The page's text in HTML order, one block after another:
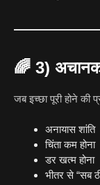
🌈 3)
जब इच्छा पूरी होने की
अनायास शांति
चिंता कम होना
डर खत्म होना
भीतर से “सब